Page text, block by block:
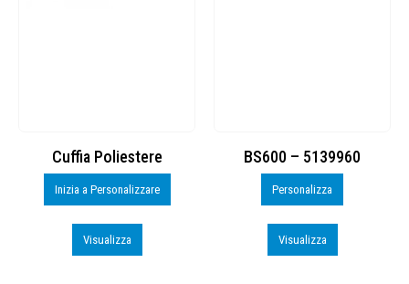
Cuffia Poliestere
Inizia a Personalizzare
Visualizza
BS600 – 5139960
Personalizza
Visualizza